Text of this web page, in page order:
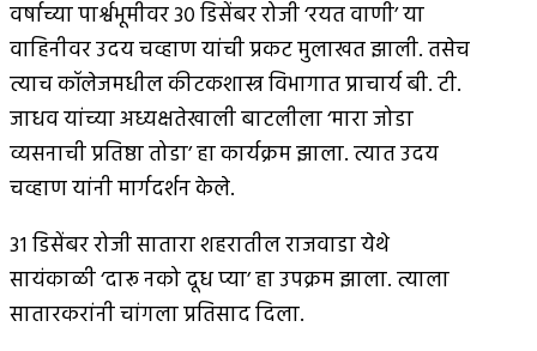
वर्षाच्या पार्श्वभूमीवर ३० डिसेंबर रोजी ‘रयत वाणी’ या
वाहिनीवर उदय चव्हाण यांची प्रकट मुलाखत झाली. तसेच
त्याच कॉलेजमधील कीटकशास्त्र विभागात प्राचार्य बी. टी.
जाधव यांच्या अध्यक्षतेखाली बाटलीला ‘मारा जोडा
व्यसनाची प्रतिष्ठा तोडा’ हा कार्यक्रम झाला. त्यात उदय
चव्हाण यांनी मार्गदर्शन केले.
३१ डिसेंबर रोजी सातारा शहरातील राजवाडा येथे
सायंकाळी ‘दारू नको दूध प्या’ हा उपक्रम झाला. त्याला
सातारकरांनी चांगला प्रतिसाद दिला.